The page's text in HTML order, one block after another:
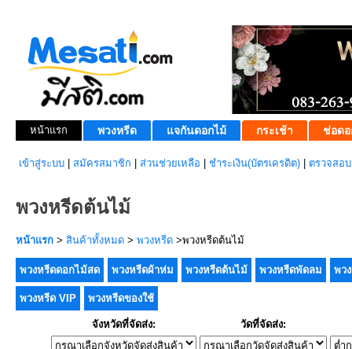
หน้าแรก พวงหรีด แจกันดอกไม้ กระเช้า ช่อดอ
เข้าสู่ระบบ สมัครสมาชิก ส่วนช่วยเหลือ ชำระเงิน(บัตรเครดิต) ตรวจสอ
พวงหรีดต้นไม้
หน้าแรก > สินค้าทั้งหมด > พวงหรีด >พวงหรีดต้นไม้
พวงหรีดดอกไม้สด พวงหรีดผ้าห่ม พวงหรีดต้นไม้ พวงหรีดพัดลม พว
พวงหรีด VIP พวงหรีดของใช้
จังหวัดที่จัดส่ง: วัดที่จัดส่ง: